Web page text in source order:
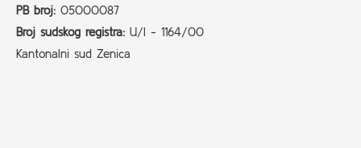
PB broj: 05000087
Broj sudskog registra: U/I - 1164/00
Kantonalni sud Zenica